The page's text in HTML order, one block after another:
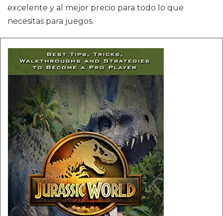
excelente y al mejor precio para todo lo que
necesitas para juegos.